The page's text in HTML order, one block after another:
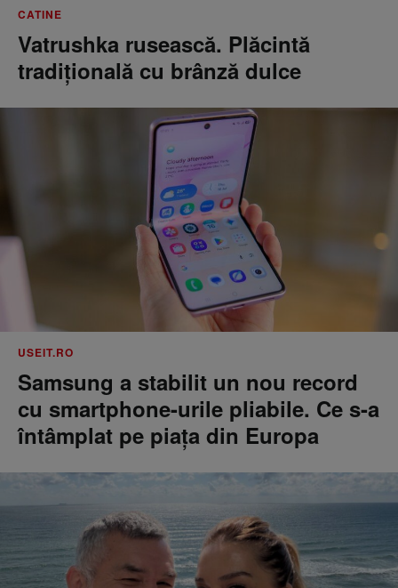
CATINE
Vatrushka rusească. Plăcintă
tradițională cu brânză dulce
USEIT.RO
Samsung a stabilit un nou record
cu smartphone-urile pliabile. Ce s-a
întâmplat pe piața din Europa